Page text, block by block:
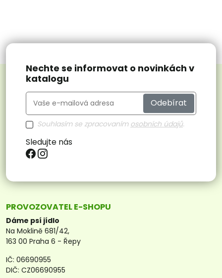
Nechte se informovat o novinkách v
katalogu
Odebírat
Souhlasím se zpracovaním osobních údajů.
Sledujte nás
PROVOZOVATEL E-SHOPU
Dáme psí jídlo
Na Moklině 681/42,
163 00 Praha 6 - Řepy
IČ: 06690955
DIČ: CZ06690955